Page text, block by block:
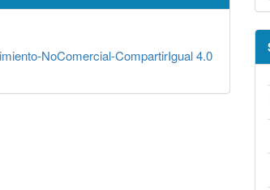
NoComercial-CompartirIgual 4.0